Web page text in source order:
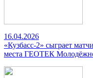
16.04.2026
«Кузбасс-2» сыграет
места ГЕОТЕК